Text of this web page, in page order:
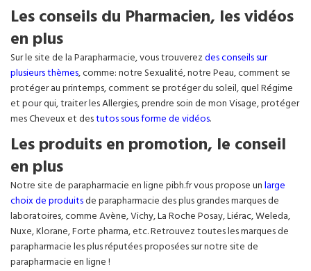
Les conseils du Pharmacien, les vidéos
en plus
Sur le site de la Parapharmacie, vous trouverezdes conseils sur
plusieurs thèmes, comme: notre Sexualité, notre Peau, comment se
protéger au printemps, comment se protéger du soleil, quel Régime
et pour qui, traiter les Allergies, prendre soin de mon Visage, protéger
mes Cheveux et destutos sous forme de vidéos.
Les produits en promotion, le conseil
en plus
Notre site de parapharmacie en ligne pibh.fr vous propose unlarge
choix de produitsde parapharmacie des plus grandes marques de
laboratoires, comme Avène, Vichy, La Roche Posay, Liérac, Weleda,
Nuxe, Klorane, Forte pharma, etc. Retrouvez toutes les marques de
parapharmacie les plus réputées proposées sur notre site de
parapharmacie en ligne !